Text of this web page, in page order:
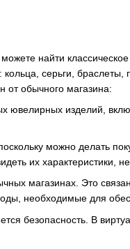
найти
серьги, браслеты,
от обычного магазина:
ювелирных изделий,
можно делать
их характеристики,
магазинах. Это
необходимые для
безопасность. В